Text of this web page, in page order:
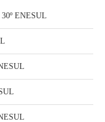
ENESUL